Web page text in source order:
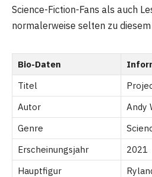
Science-Fiction-Fans als auch
normalerweise selten zu
Bio-Daten
Titel
Autor
Andy
Genre
Erscheinungsjahr
2021
Hauptfigur